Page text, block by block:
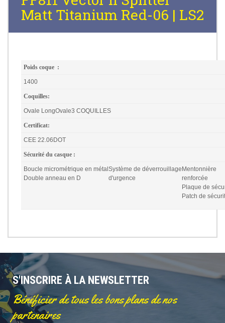
Matt Titanium Red-06 | LS2
Poids coque :
1400
Coquilles:
Ovale LongOvale3 COQUILLES
Certificat:
CEE 22.06DOT
Sécurité du casque :
Boucle micrométrique en métal
Double anneau en D
Système de déverrouillage
d'urgence
Mentonnière
renforcée
Plaque de
Patch de
S'INSCRIRE À LA NEWSLETTER
Bénéficier de tous les bons plans de nos
partenaires